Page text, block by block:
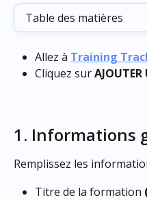
Table des matières
Allez à Training
Cliquez sur
1. Informations
Remplissez les
Titre de la formation